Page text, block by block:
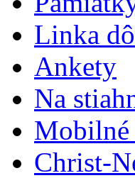
Linka
Ankety
Na
Mobilné
Christ-